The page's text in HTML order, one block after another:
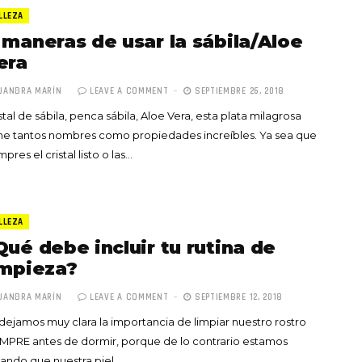
de usar la sábila/Aloe
MARÍN LEAVE A COMMENT SEPTIEMBRE 26, 2018
de sábila, penca sábila, Aloe Vera, esta plata milagrosa
tantos nombres como propiedades increíbles. Ya sea que
el cristal listo o las…
debe incluir tu rutina de
MARÍN LEAVE A COMMENT SEPTIEMBRE 12, 2018
muy clara la importancia de limpiar nuestro rostro
antes de dormir, porque de lo contrario estamos
el nuevo
de Hendrix y
un himno por la
las mujeres
COMMENT FEBRERO 16, 2023
Totó la Momposina: el
MAYO 21, 2026